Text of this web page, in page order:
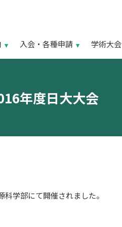
入会・各種申請 学術大会
年度日大大会
学部にて開催されました。